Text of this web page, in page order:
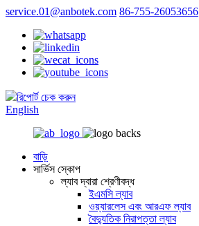
service.01@anbotek.com 86-755-26053656
রিপোর্ট চেক করুন
English
বাড়ি
সার্ভিস স্কোপ
ল্যাব দ্বারা শ্রেণীবদ্ধ
ইএমসি ল্যাব
ওয়্যারলেস এবং আরএফ ল্যাব
বৈদ্যুতিক নিরাপত্তা ল্যাব